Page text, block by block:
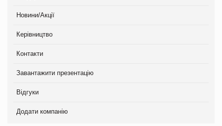
Новини/Акції
Керівництво
Контакти
Завантажити презентацію
Відгуки
Додати компанію